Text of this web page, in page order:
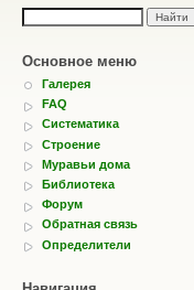
Основное меню
Галерея
FAQ
Систематика
Строение
Муравьи дома
Библиотека
Форум
Обратная связь
Определители